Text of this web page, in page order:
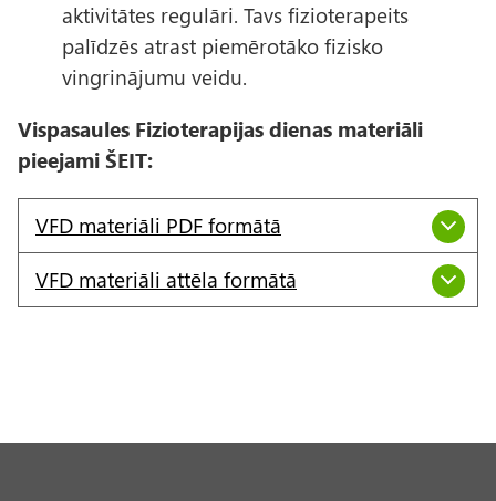
aktivitātes regulāri. Tavs fizioterapeits
palīdzēs atrast piemērotāko fizisko
vingrinājumu veidu.
Vispasaules Fizioterapijas dienas materiāli
pieejami ŠEIT:
VFD materiāli PDF formātā
VFD materiāli attēla formātā